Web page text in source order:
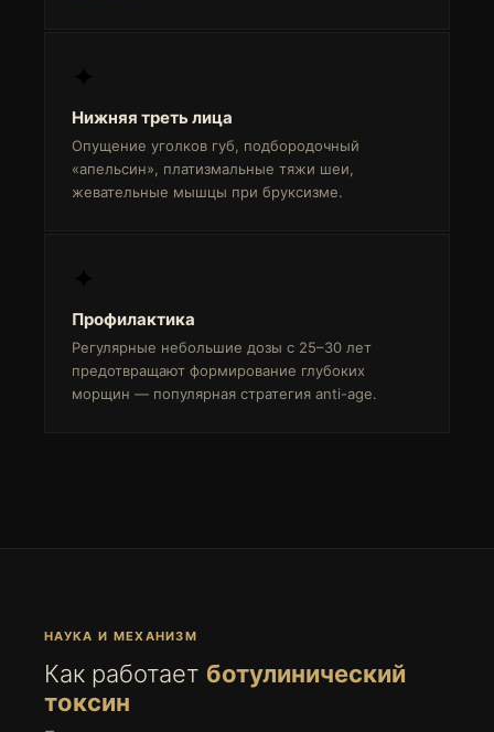
Нижняя треть лица
Опущение уголков губ, подбородочный
«апельсин», платизмальные тяжи шеи,
жевательные мышцы при бруксизме.
Профилактика
Регулярные небольшие дозы с 25–30 лет
предотвращают формирование глубоких
морщин — популярная стратегия anti-age.
НАУКА И МЕХАНИЗМ
Как работает ботулинический
токсин